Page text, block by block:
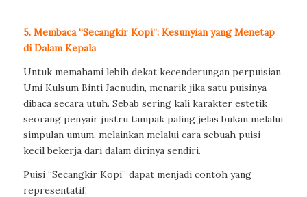
5. Membaca “Secangkir Kopi”: Kesunyian yang Menetap
di Dalam Kepala
Untuk memahami lebih dekat kecenderungan perpuisian
Umi Kulsum Binti Jaenudin, menarik jika satu puisinya
dibaca secara utuh. Sebab sering kali karakter estetik
seorang penyair justru tampak paling jelas bukan melalui
simpulan umum, melainkan melalui cara sebuah puisi
kecil bekerja dari dalam dirinya sendiri.
Puisi “Secangkir Kopi” dapat menjadi contoh yang
representatif.